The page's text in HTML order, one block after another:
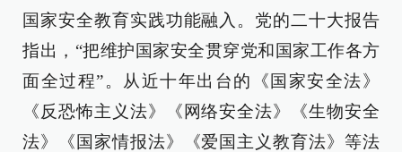
国家安全教育实践功能融入。党的二十大报告
指出，“把维护国家安全贯穿党和国家工作各方
面全过程”。从近十年出台的《国家安全法》
《反恐怖主义法》《网络安全法》《生物安全
法》《国家情报法》《爱国主义教育法》等法